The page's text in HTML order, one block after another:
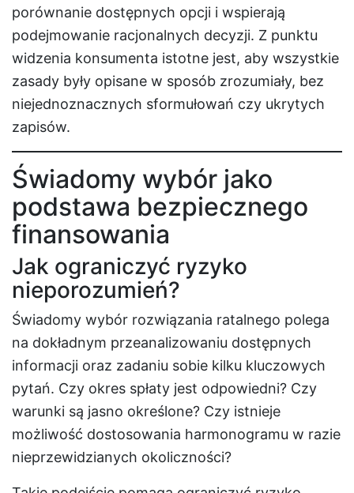
porównanie dostępnych opcji i wspierają
podejmowanie racjonalnych decyzji. Z punktu
widzenia konsumenta istotne jest, aby wszystkie
zasady były opisane w sposób zrozumiały, bez
niejednoznacznych sformułowań czy ukrytych
zapisów.
Świadomy wybór jako
podstawa bezpiecznego
finansowania
Jak ograniczyć ryzyko
nieporozumień?
Świadomy wybór rozwiązania ratalnego polega
na dokładnym przeanalizowaniu dostępnych
informacji oraz zadaniu sobie kilku kluczowych
pytań. Czy okres spłaty jest odpowiedni? Czy
warunki są jasno określone? Czy istnieje
możliwość dostosowania harmonogramu w razie
nieprzewidzianych okoliczności?